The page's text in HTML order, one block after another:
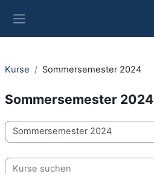
Kurse Sommersemester 2024
Sommersemester 2024
Kursbereiche
Kurse suchen